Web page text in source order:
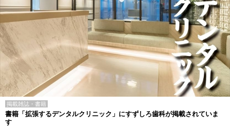
掲載雑誌・書籍
書籍「拡張するデンタルクリニック」にすずしろ歯科が掲載されていま
す